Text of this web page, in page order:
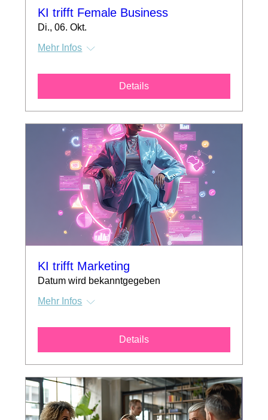
KI trifft Female Business
Di., 06. Okt.
Mehr Infos
Details
KI trifft Marketing
Datum wird bekanntgegeben
Mehr Infos
Details